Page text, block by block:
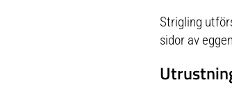
Strigling
sidor av